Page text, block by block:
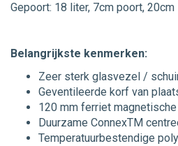
Gepoort: 18 liter, 7cm poort, 20cm
Belangrijkste kenmerken:
Zeer sterk glasvezel /
Geventileerde korf van
120 mm ferriet
Duurzame ConnexTM
Temperatuurbestendige